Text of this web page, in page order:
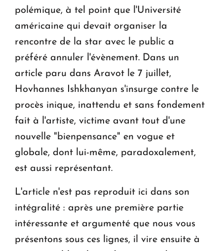
polémique, à tel point que l'Université
américaine qui devait organiser la
rencontre de la star avec le public a
préféré annuler l'évènement. Dans un
article paru dans Aravot le 7 juillet,
Hovhannes Ishkhanyan s'insurge contre le
procès inique, inattendu et sans fondement
fait à l'artiste, victime avant tout d'une
nouvelle "bienpensance" en vogue et
globale, dont lui-même, paradoxalement,
est aussi représentant.
L'article n'est pas reproduit ici dans son
intégralité : après une première partie
intéressante et argumenté que nous vous
présentons sous ces lignes, il vire ensuite à